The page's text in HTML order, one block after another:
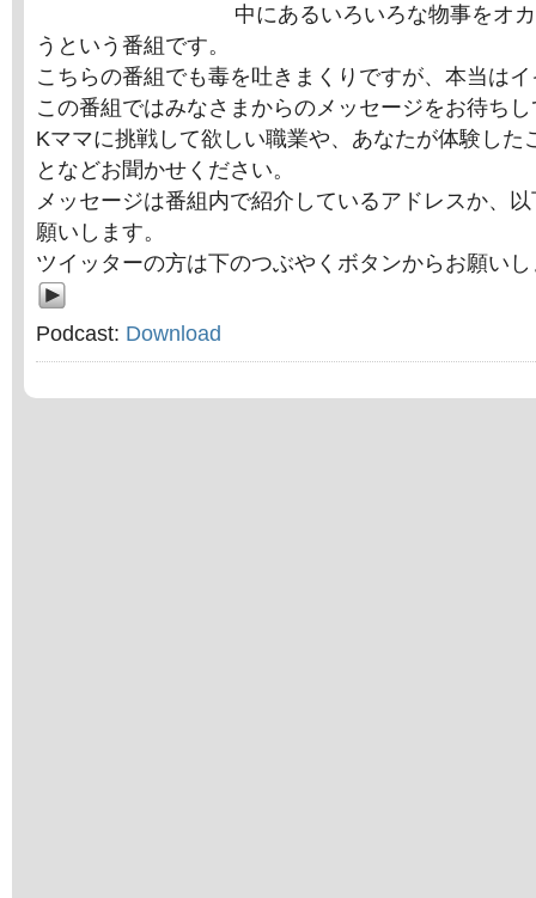
中にあるいろいろな物事をオ
うという番組です。
こちらの番組でも毒を吐きまくりですが、本当は
この番組ではみなさまからのメッセージをお待ち
Kママに挑戦して欲しい職業や、あなたが体験した
となどお聞かせください。
メッセージは番組内で紹介しているアドレスか、
願いします。
ツイッターの方は下のつぶやくボタンからお願い
Podcast: Download